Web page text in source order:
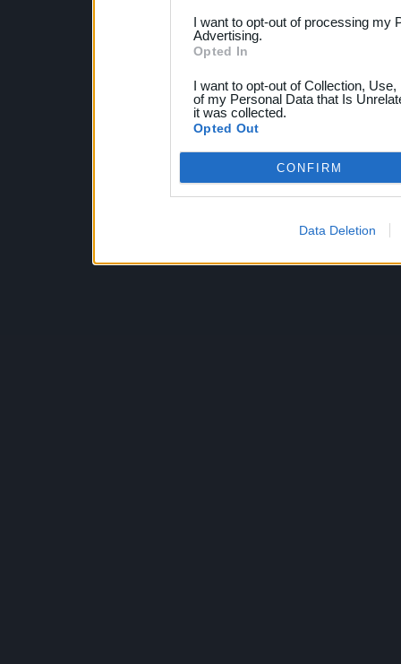
I want to opt-out of processing my
Advertising.
Opted In
I want to opt-out of Collection,
of my Personal Data that Is
it was collected.
Opted Out
CONFIRM
Data Deletion